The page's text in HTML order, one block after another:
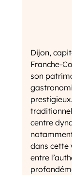
Dijon,
Franche-
son
centre
dans cette
entre